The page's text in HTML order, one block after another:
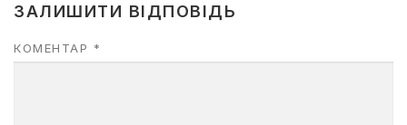
ЗАЛИШИТИ ВІДПОВІДЬ
КОМЕНТАР *